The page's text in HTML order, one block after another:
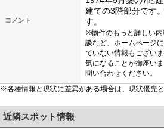
コメント
建ての3階部分です
す。
※物件のもっと詳しい
談など、ホームページ
ていない情報もございま
気になることが御座い
問い合わせください。
※各種情報と現状に差異がある場合は、現状優先と
近隣スポット情報